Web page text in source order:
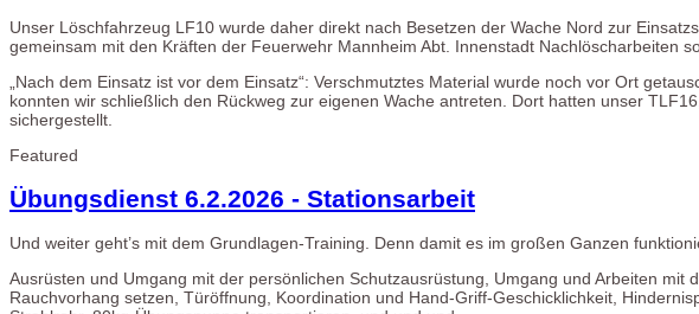
Unser Löschfahrzeug LF10 wurde daher direkt nach Besetzen der Wache Nord zur
gemeinsam mit den Kräften der Feuerwehr Mannheim Abt. Innenstadt Nachlöscharbeiten
„Nach dem Einsatz ist vor dem Einsatz“: Verschmutztes Material wurde noch vor Ort
konnten wir schließlich den Rückweg zur eigenen Wache antreten. Dort hatten unser
sichergestellt.
Featured
Übungsdienst 6.2.2026 - Stationsarbeit
Und weiter geht’s mit dem Grundlagen-Training. Denn damit es im großen Ganzen
Ausrüsten und Umgang mit der persönlichen Schutzausrüstung, Umgang und Arbeiten
Rauchvorhang setzen, Türöffnung, Koordination und Hand-Griff-Geschicklichkeit,